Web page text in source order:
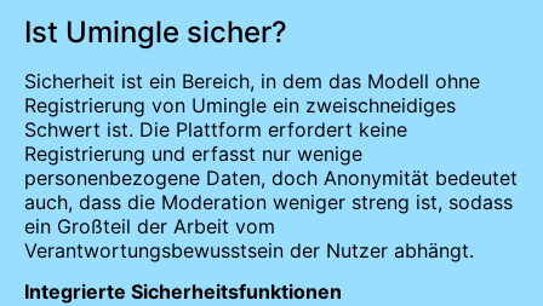
Ist Umingle sicher?
Sicherheit ist ein Bereich, in dem das Modell ohne
Registrierung von Umingle ein zweischneidiges
Schwert ist. Die Plattform erfordert keine
Registrierung und erfasst nur wenige
personenbezogene Daten, doch Anonymität bedeutet
auch, dass die Moderation weniger streng ist, sodass
ein Großteil der Arbeit vom
Verantwortungsbewusstsein der Nutzer abhängt.
Integrierte Sicherheitsfunktionen